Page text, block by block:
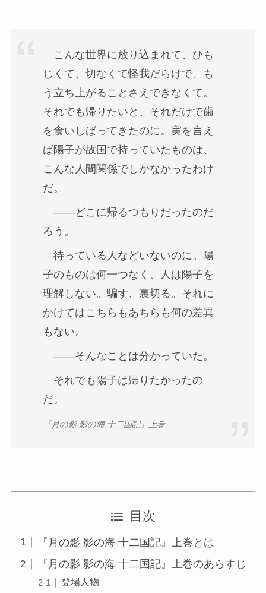
こんな世界に放り込まれて、ひも
じくて、切なくて怪我だらけで、も
う立ち上がることさえできなくて。
それでも帰りたいと、それだけで歯
を食いしばってきたのに。実を言え
ば陽子が故国で持っていたものは、
こんな人間関係でしかなかったわけ
だ。
——どこに帰るつもりだったのだ
ろう。
待っている人などいないのに。陽
子のものは何一つなく、人は陽子を
理解しない。騙す、裏切る。それに
かけてはこちらもあちらも何の差異
もない。
——そんなことは分かっていた。
それでも陽子は帰りたかったの
だ。
『月の影 影の海 十二国記』上巻
目次
『月の影 影の海 十二国記』上巻とは
『月の影 影の海 十二国記』上巻のあらすじ
登場人物